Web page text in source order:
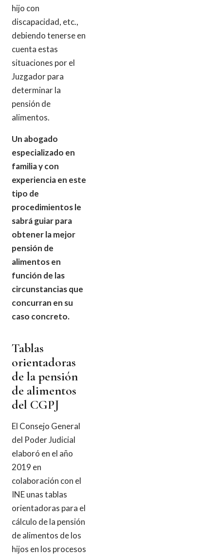
hijo con
discapacidad, etc.,
debiendo tenerse en
cuenta estas
situaciones por el
Juzgador para
determinar la
pensión de
alimentos.
Un abogado
especializado en
familia y con
experiencia en este
tipo de
procedimientos le
sabrá guiar para
obtener la mejor
pensión de
alimentos en
función de las
circunstancias que
concurran en su
caso concreto.
Tablas
orientadoras
de la pensión
de alimentos
del CGPJ
El Consejo General
del Poder Judicial
elaboró en el año
2019 en
colaboración con el
INE unas tablas
orientadoras para el
cálculo de la pensión
de alimentos de los
hijos en los procesos